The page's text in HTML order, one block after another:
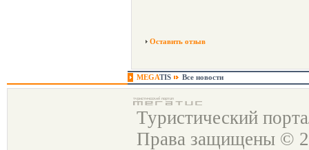
Оставить отзыв
MEGATIS Все новости
Туристический
Права защищены ©